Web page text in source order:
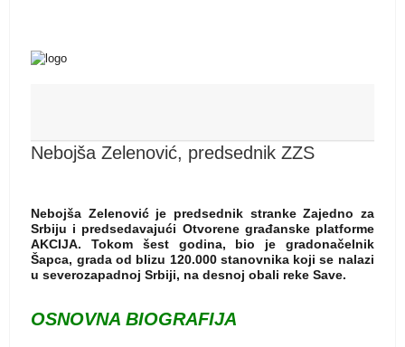
Nebojša Zelenović, predsednik ZZS
Nebojša Zelenović je predsednik stranke Zajedno za
Srbiju i predsedavajući Otvorene građanske platforme
AKCIJA. Tokom šest godina, bio je gradonačelnik
Šapca, grada od blizu 120.000 stanovnika koji se nalazi
u severozapadnoj Srbiji, na desnoj obali reke Save.
OSNOVNA BIOGRAFIJA